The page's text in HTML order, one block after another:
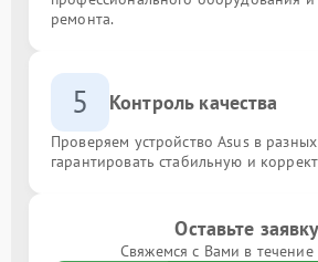
ремонта.
5 Контроль качества
Проверяем устройство Asus в
гарантировать стабильную и
Оставьте заявку
Свяжемся с Вами в